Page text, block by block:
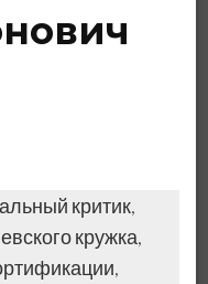
критик,
кружка,